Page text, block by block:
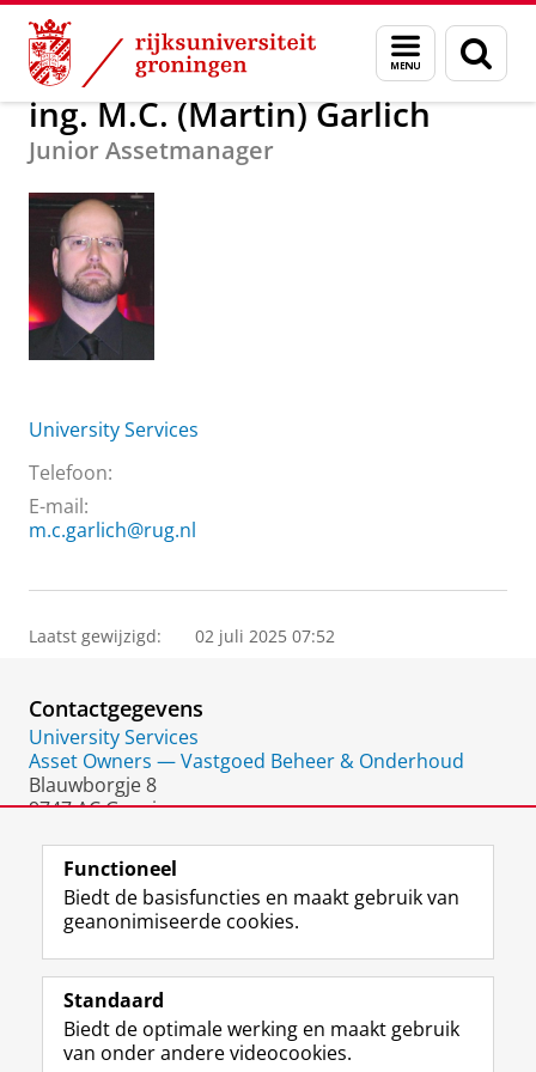
Skip
Content
Skip
Navigation
Menu
en
zoeken
Over ons ing. M.C. (Martin) Garlich
ing. M.C. (Martin) Garlich
Junior Assetmanager
University Services
Telefoon:
E-mail:
m.c.garlich@rug.nl
Laatst gewijzigd: 02 juli 2025 07:52
Contactgegevens
University Services
Asset Owners — Vastgoed Beheer & Onderhoud
Blauwborgje 8
9747 AC Groningen
Volg de RUG
F
a
e
b
L
i
k
e
R
S
-
f
I
n
t
Y
o
T
Studiekiezers
Functioneel
Biedt de basisfuncties en maakt gebruik van
geanonimiseerde cookies.
Standaard
Biedt de optimale werking en maakt gebruik
van onder andere videocookies.